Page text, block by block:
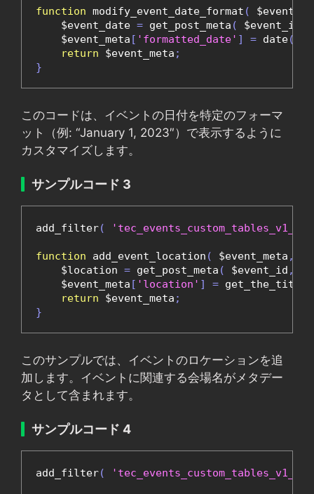
function modify_event_date_format (
    $event_date
= get_post_meta ( $event_id
    $event_meta
[ 'formatted_date' ] = date(
return $event_meta ;
}
このコードは、イベントの日付を特定のフォーマ
ット（例: “January 1, 2023″）で表示するように
カスタマイズします。
サンプルコード 3
add_filter(
function add_event_location ( $event_meta ,
    $location
= get_post_meta ( $event_id ,
    $event_meta
[ 'location' ] = get_the_title
return $event_meta ;
}
このサンプルでは、イベントのロケーションを追
加します。イベントに関連する会場名がメタデー
タとして含まれます。
サンプルコード 4
add_filter(